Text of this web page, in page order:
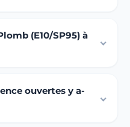
(E10/SP95) à
ouvertes y a-